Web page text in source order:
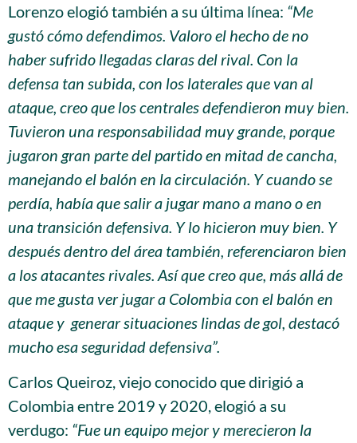
Lorenzo elogió también a su última línea: “Me
gustó cómo defendimos. Valoro el hecho de no
haber sufrido llegadas claras del rival. Con la
defensa tan subida, con los laterales que van al
ataque, creo que los centrales defendieron muy bien.
Tuvieron una responsabilidad muy grande, porque
jugaron gran parte del partido en mitad de cancha,
manejando el balón en la circulación. Y cuando se
perdía, había que salir a jugar mano a mano o en
una transición defensiva. Y lo hicieron muy bien. Y
después dentro del área también, referenciaron bien
a los atacantes rivales. Así que creo que, más allá de
que me gusta ver jugar a Colombia con el balón en
ataque y generar situaciones lindas de gol, destacó
mucho esa seguridad defensiva”.
Carlos Queiroz, viejo conocido que dirigió a
Colombia entre 2019 y 2020, elogió a su
verdugo: “Fue un equipo mejor y merecieron la